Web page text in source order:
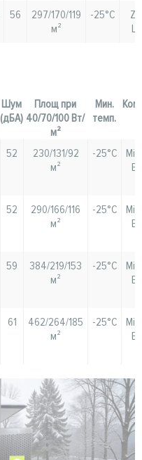
56
297/170/119
м²
-25°C
Шум
(дБА)
Площ при
40/70/100 Вт/
м²
Мин.
темп.
52
230/131/92
м²
-25°C
52
290/166/116
м²
-25°C
59
384/219/153
м²
-25°C
61
462/264/185
м²
-25°C